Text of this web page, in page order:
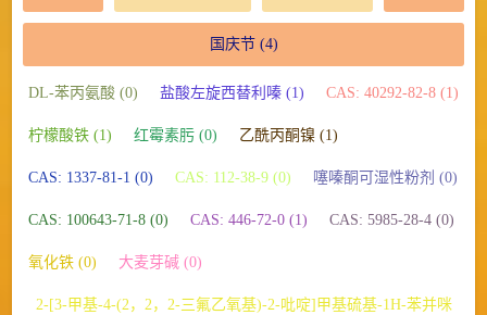
国庆节(4)
DL-苯丙氨酸 (0) 盐酸左旋西替利嗪 (1) CAS: 40292-82-8 (1)
柠檬酸铁 (1) 红霉素肟 (0) 乙酰丙酮镍 (1)
CAS: 1337-81-1 (0) CAS: 112-38-9 (0) 噻嗪酮可湿性粉剂 (0)
CAS: 100643-71-8 (0) CAS: 446-72-0 (1) CAS: 5985-28-4 (0)
氧化铁 (0) 大麦芽碱 (0)
2-[3-甲基-4-(2，2，2-三氟乙氧基)-2-吡啶]甲基硫基-1H-苯并咪